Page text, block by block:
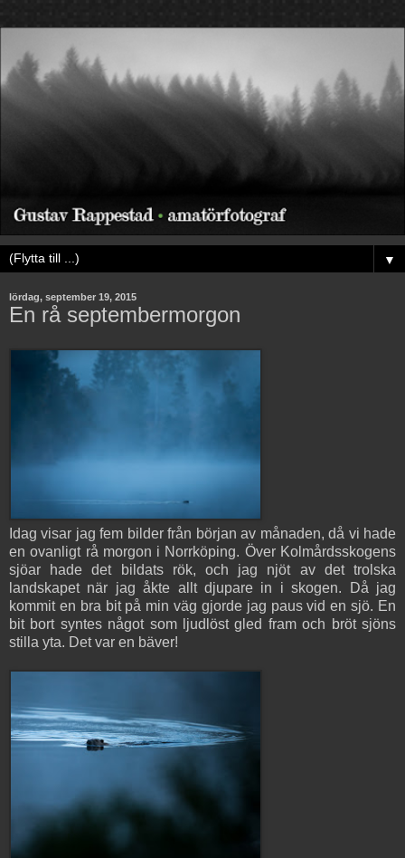
▼
lördag, september 19, 2015
En rå septembermorgon
Idag visar jag fem bilder från början av månaden, då vi hade
en ovanligt rå morgon i Norrköping. Över Kolmårdsskogens
sjöar hade det bildats rök, och jag njöt av det trolska
landskapet när jag åkte allt djupare in i skogen. Då jag
kommit en bra bit på min väg gjorde jag paus vid en sjö. En
bit bort syntes något som ljudlöst gled fram och bröt sjöns
stilla yta. Det var en bäver!